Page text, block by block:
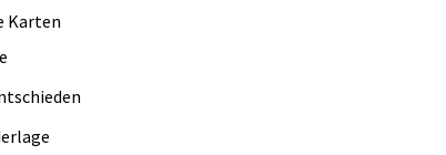
Karten